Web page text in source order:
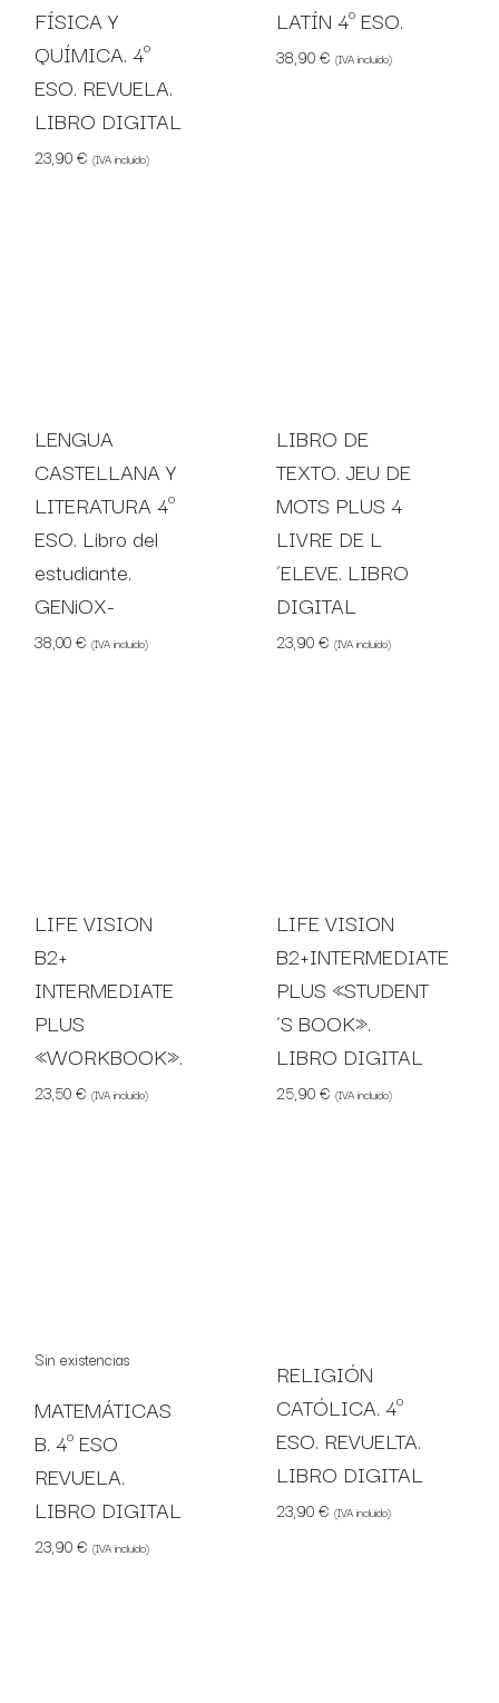
FÍSICA Y
QUÍMICA. 4º
ESO. REVUELA.
LIBRO DIGITAL
23,90€ (IVA incluido)
LATÍN 4º ESO.
38,90€ (IVA incluido)
LENGUA
CASTELLANA Y
LITERATURA 4º
ESO. Libro del
estudiante.
GENiOX-
38,00€ (IVA incluido)
LIBRO DE
TEXTO. JEU DE
MOTS PLUS 4
LIVRE DE L
´ELEVE. LIBRO
DIGITAL
23,90€ (IVA incluido)
LIFE VISION
B2+
INTERMEDIATE
PLUS
«WORKBOOK».
23,50€ (IVA incluido)
LIFE VISION
B2+INTERMEDIATE
PLUS «STUDENT
´S BOOK».
LIBRO DIGITAL
25,90€ (IVA incluido)
MATEMÁTICAS
B. 4º ESO
REVUELA.
LIBRO DIGITAL
23,90€ (IVA incluido)
RELIGIÓN
CATÓLICA. 4º
ESO. REVUELTA.
LIBRO DIGITAL
23,90€ (IVA incluido)